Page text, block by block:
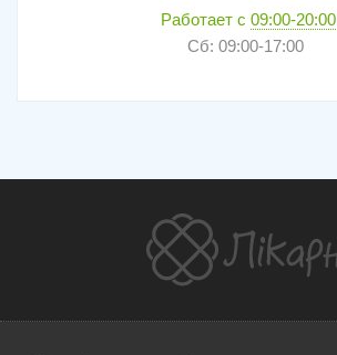
Работает с 09:00-20:00
Сб: 09:00-17:00